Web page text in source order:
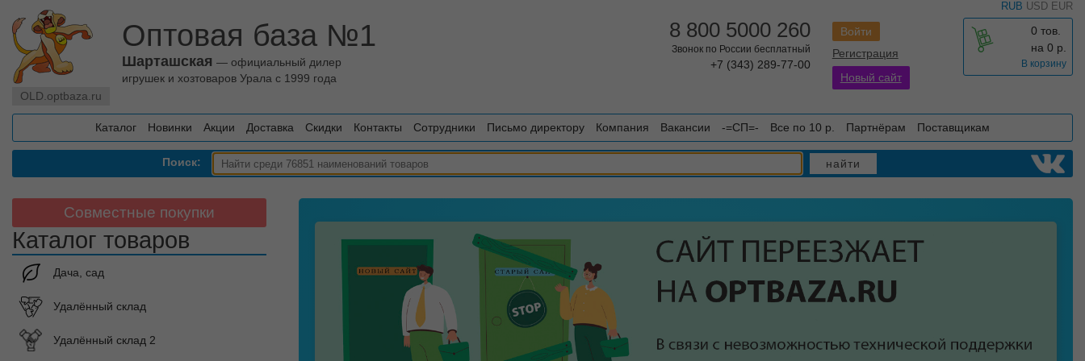
RUB USD EUR
OLD.optbaza.ru
Оптовая база №1
Шарташская — официальный дилер
игрушек и хозтоваров Урала с 1999 года
0 тов.
на 0 р.
В корзину
Войти
Регистрация
Новый сайт
8 800 5000 260
Звонок по России бесплатный
+7 (343) 289-77-00
Каталог Новинки Акции Доставка Скидки Контакты Сотрудники Письмо директору Компания Вакансии -=СП=- Все по 10 р. Партнёрам Поставщикам
Поиск: найти
Совместные покупки
Каталог товаров
Дача, сад
Удалённый склад
Удалённый склад 2